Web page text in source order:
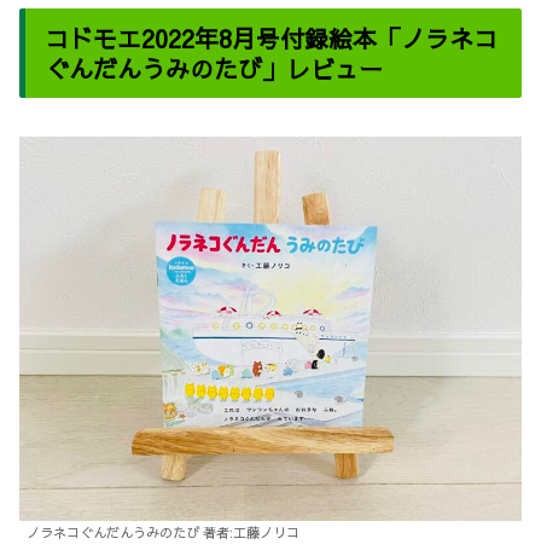
コドモエ2022年8月号付録絵本「ノラネコ
ぐんだんうみのたび」レビュー
ノラネコぐんだんうみのたび 著者:工藤ノリコ